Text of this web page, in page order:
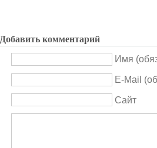
Добавить комментарий
Имя
E-Mail
Сайт